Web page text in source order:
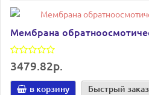
Мембрана
3479.82р.
в корзину Быстрый заказ